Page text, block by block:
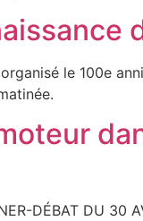
le 100e
DÉBAT DU 30